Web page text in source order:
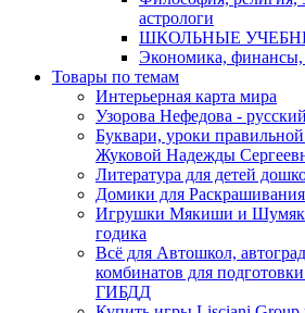
астрологи
ШКОЛЬНЫЕ
Экономика, финансы,
Товары по темам
Интерьерная карта мира
Узорова Нефедова -
Буквари, уроки
Жуковой Надежды
Литература для детей
Домики для
Игрушки Мякиши и
годика
Всё для Автошкол,
комбинатов для
ГИБДД